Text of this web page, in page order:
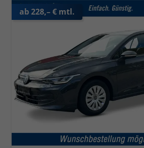
ab 228,– € mtl.